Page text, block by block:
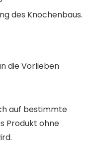
des Knochenbaus.
die Vorlieben
auf bestimmte
Produkt ohne